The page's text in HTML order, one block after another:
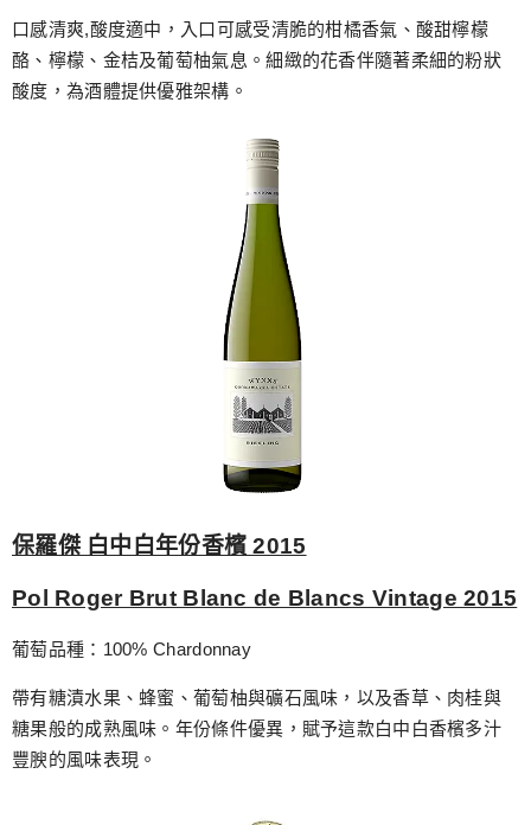
口感清爽,酸度適中，入口可感受清脆的柑橘香氣、酸甜檸檬
酪、檸檬、金桔及葡萄柚氣息。細緻的花香伴隨著柔細的粉狀
酸度，為酒體提供優雅架構。
保羅傑 白中白年份香檳 2015
Pol Roger Brut Blanc de Blancs Vintage 2015
葡萄品種：100% Chardonnay
帶有糖漬水果、蜂蜜、葡萄柚與礦石風味，以及香草、肉桂與
糖果般的成熟風味。年份條件優異，賦予這款白中白香檳多汁
豐腴的風味表現。